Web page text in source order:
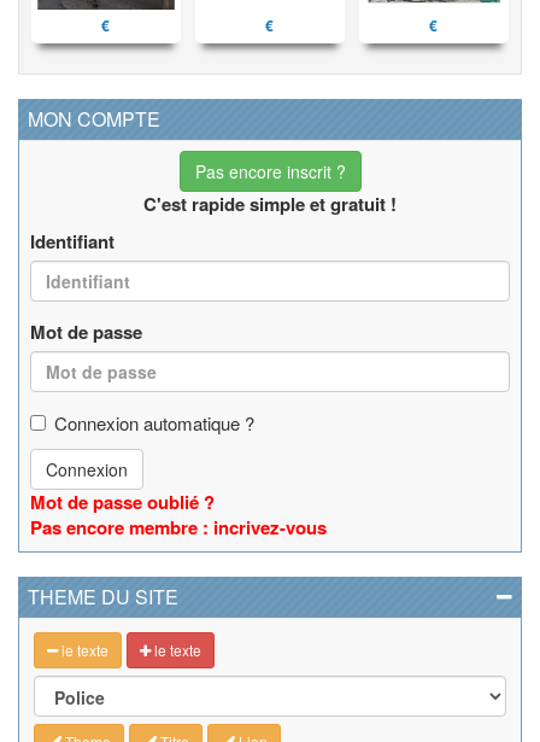
€ € €
MON COMPTE
Pas encore inscrit ?
C'est rapide simple et gratuit !
Identifiant
Mot de passe
Connexion automatique ?
Connexion
Mot de passe oublié ?
Pas encore membre : incrivez-vous
THEME DU SITE
le texte le texte